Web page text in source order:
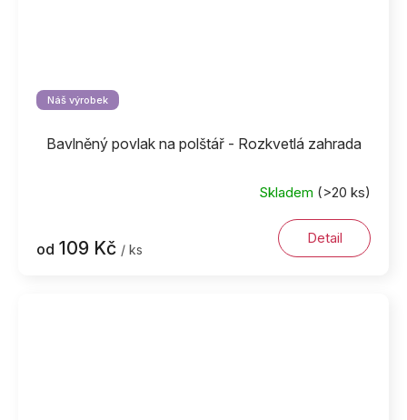
Náš výrobek
Bavlněný povlak na polštář - Rozkvetlá zahrada
Skladem (>20 ks)
od 109 Kč / ks
Detail